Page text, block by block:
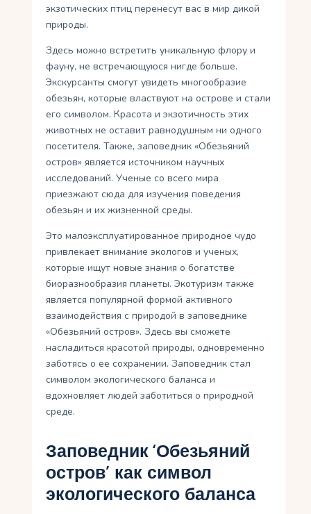
экзотических птиц перенесут вас в мир дикой
природы.
Здесь можно встретить уникальную флору и
фауну, не встречающуюся нигде больше.
Экскурсанты смогут увидеть многообразие
обезьян, которые властвуют на острове и стали
его символом. Красота и экзотичность этих
животных не оставит равнодушным ни одного
посетителя. Также, заповедник «Обезьяний
остров» является источником научных
исследований. Ученые со всего мира
приезжают сюда для изучения поведения
обезьян и их жизненной среды.
Это малоэксплуатированное природное чудо
привлекает внимание экологов и ученых,
которые ищут новые знания о богатстве
биоразнообразия планеты. Экотуризм также
является популярной формой активного
взаимодействия с природой в заповеднике
«Обезьяний остров». Здесь вы сможете
насладиться красотой природы, одновременно
заботясь о ее сохранении. Заповедник стал
символом экологического баланса и
вдохновляет людей заботиться о природной
среде.
Заповедник ‘Обезьяний
остров’ как символ
экологического баланса